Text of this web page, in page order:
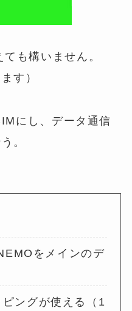
も構いません。
す）
にし、データ通信
。
をメインのデ
ングが使える（1